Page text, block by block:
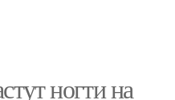
ногти на